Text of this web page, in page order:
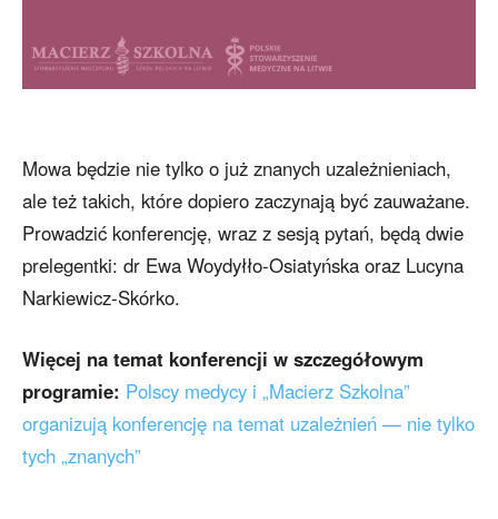
Mowa będzie nie tylko o już znanych uzależnieniach,
ale też takich, które dopiero zaczynają być zauważane.
Prowadzić konferencję, wraz z sesją pytań, będą dwie
prelegentki: dr Ewa Woydyłło-Osiatyńska oraz Lucyna
Narkiewicz-Skórko.
Więcej na temat konferencji w szczegółowym
programie: Polscy medycy i „Macierz Szkolna”
organizują konferencję na temat uzależnień — nie tylko
tych „znanych”